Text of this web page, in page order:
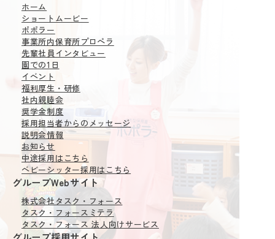
ホーム
ショートムービー
ポポラー
事業所内保育所プロペラ
先輩社員インタビュー
園での1日
イベント
福利厚生・研修
社内親睦会
奨学金制度
採用担当者からのメッセージ
説明会情報
お知らせ
中途採用はこちら
ベビーシッター採用はこちら
グループWebサイト
株式会社タスク・フォース
タスク・フォースミテラ
タスク・フォース 法人向けサービス